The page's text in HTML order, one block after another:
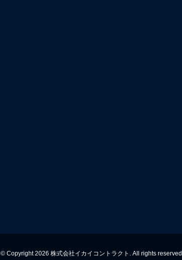
© Copyright 2026 株式会社イカイコントラクト. All rights reserved.